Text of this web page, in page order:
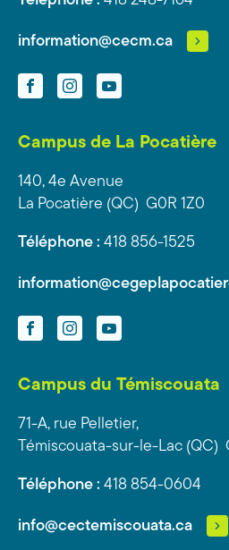
information@cecm.ca
FacebookInstagramYouTube
Campus de La Pocatière
140, 4e Avenue
La Pocatière (QC) G0R 1Z0
Téléphone : 418 856-1525
FacebookInstagramYouTube
Campus du Témiscouata
71-A, rue Pelletier,
Témiscouata-sur-le-Lac (QC)
Téléphone : 418 854-0604
info@cectemiscouata.ca